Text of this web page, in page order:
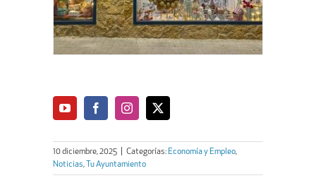
10 diciembre, 2025 Categorías: Economía y Empleo,
Noticias, Tu Ayuntamiento